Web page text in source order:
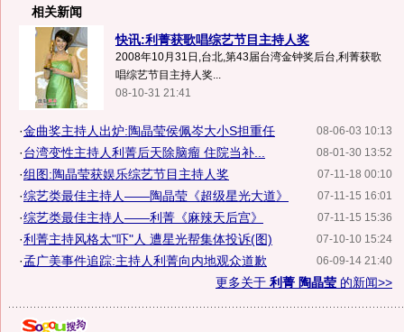
相关新闻
快讯:利菁获歌唱综艺节目主持人奖
2008年10月31日,台北,第43届台湾金钟奖后台,利菁获歌
唱综艺节目主持人奖...
08-10-31 21:41
08-06-03 10:13
·金曲奖主持人出炉:陶晶莹侯佩岑大小S担重任
08-01-30 13:52
·台湾变性主持人利菁后天除脑瘤 住院当补...
07-11-18 00:10
·组图:陶晶莹获娱乐综艺节目主持人奖
07-11-15 16:01
·综艺类最佳主持人——陶晶莹《超级星光大道》
07-11-15 15:36
·综艺类最佳主持人——利菁《麻辣天后宫》
07-10-10 15:24
·利菁主持风格太"吓"人 遭星光帮集体投诉(图)
06-09-14 21:40
·孟广美事件追踪:主持人利菁向内地观众道歉
更多关于 利菁 陶晶莹 的新闻>>